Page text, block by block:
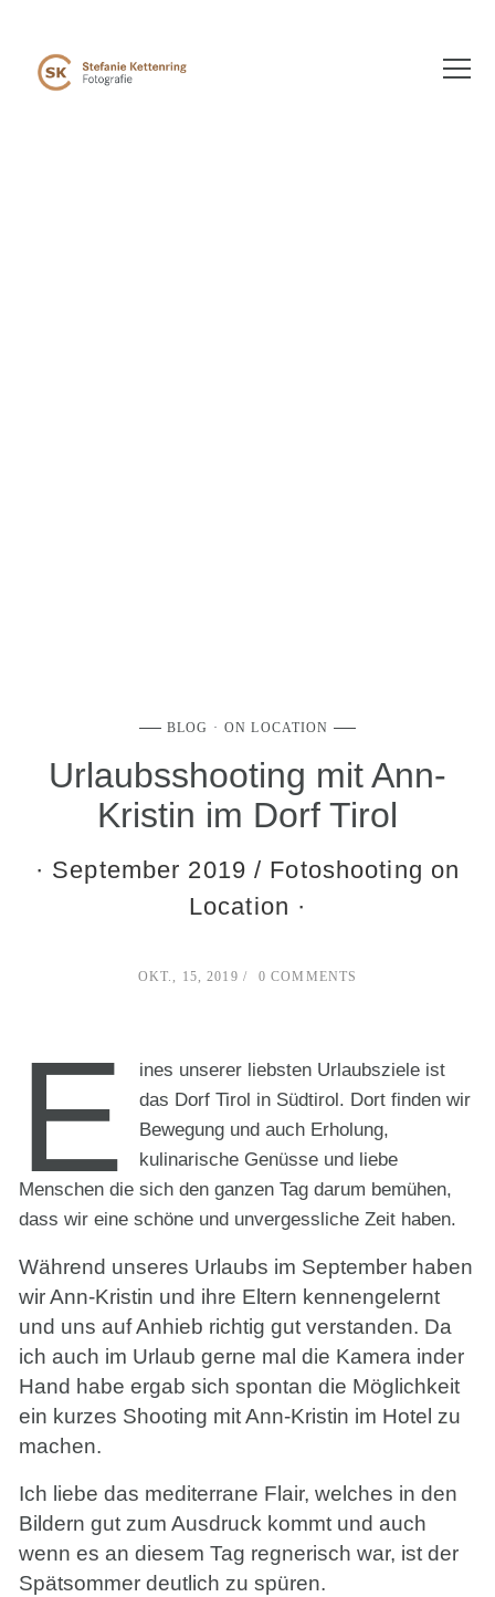
BLOG ON LOCATION
Urlaubsshooting mit Ann-
Kristin im Dorf Tirol
· September 2019 / Fotoshooting on
Location ·
OKT., 15, 2019 0 COMMENTS
E
ines unserer liebsten Urlaubsziele ist
das Dorf Tirol in Südtirol. Dort finden wir
Bewegung und auch Erholung,
kulinarische Genüsse und liebe
Menschen die sich den ganzen Tag darum bemühen,
dass wir eine schöne und unvergessliche Zeit haben.
Während unseres Urlaubs im September haben
wir Ann-Kristin und ihre Eltern kennengelernt
und uns auf Anhieb richtig gut verstanden. Da
ich auch im Urlaub gerne mal die Kamera inder
Hand habe ergab sich spontan die Möglichkeit
ein kurzes Shooting mit Ann-Kristin im Hotel zu
machen.
Ich liebe das mediterrane Flair, welches in den
Bildern gut zum Ausdruck kommt und auch
wenn es an diesem Tag regnerisch war, ist der
Spätsommer deutlich zu spüren.